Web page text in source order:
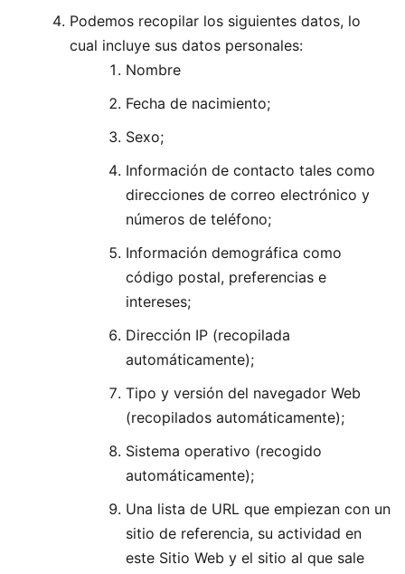
Podemos recopilar los siguientes datos, lo
cual incluye sus datos personales:
Nombre
Fecha de nacimiento;
Sexo;
Información de contacto tales como
direcciones de correo electrónico y
números de teléfono;
Información demográfica como
código postal, preferencias e
intereses;
Dirección IP (recopilada
automáticamente);
Tipo y versión del navegador Web
(recopilados automáticamente);
Sistema operativo (recogido
automáticamente);
Una lista de URL que empiezan con un
sitio de referencia, su actividad en
este Sitio Web y el sitio al que sale